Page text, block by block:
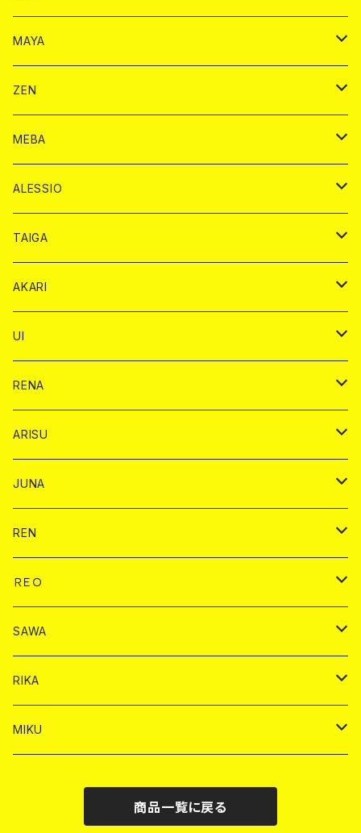
モエシャンドン カード
ヴーヴクリコ カード
BAIKA カード
ノーマル カード
プレミアム カード
ドリンク カード
１ドリンクカード
ショット
チェキ カード
チェキ １５００円
シャンパン カード
モエシャンドン カード
ヴーヴクリコ カード
BAIKA カード
ノーマル カード
プレミアム カード
ドリンク カード
１ドリンク カード
ショット
チェキ カード
チェキ １５００円
MAYA
ドリンク
1ドリンク
ショット
チェキ
BAIKA
ZEN
ドリンク
シャンパン
ショット
チェキ
BAIKA
MEBA
ドリンク
シャンパンカード
ドリンクカード
チップ
チェキ
ALESSIO
ドリンク
シャンパン
1ドリンク
チップ
TAIGA
ドリンク
シャンパン
1ドリンク
チップ
AKARI
ドリンク
1ドリンク
ショット
UI
バイカ
ドリンク
シャンパン
ドリンク
チェキ
RENA
バイカ
ドリンク
ドリンク
ヤードグラス
チェキ
ARISU
バイカ
ドリンク
ドリンク
シャンパン
チェキ
JUNA
バイカ
ドリンク
シャンパン
ヤードグラス
チェキ
REN
バイカ
ドリンク
ショット
シャンパン
チェキ
ＲＥＯ
ドリンク
シャンパン
ショット
バイカ
チェキ
SAWA
ドリンク
シャンパン
バイカ
RIKA
ドリンク
MIKU
商品一覧に戻る